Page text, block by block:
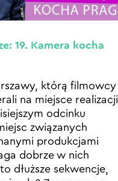
19. Kamera kocha
którą filmowcy
na miejsce realizacji
odcinku
związanych
produkcjami
dobrze w nich
dłuższe sekwencje,